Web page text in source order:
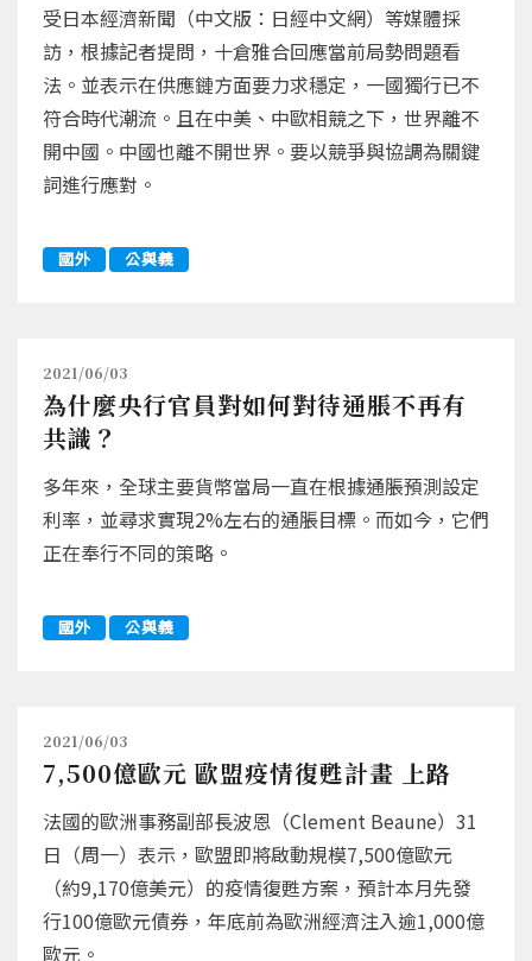
受日本經濟新聞（中文版：日經中文網）等媒體採
訪，根據記者提問，十倉雅合回應當前局勢問題看
法。並表示在供應鏈方面要力求穩定，一國獨行已不
符合時代潮流。且在中美、中歐相競之下，世界離不
開中國。中國也離不開世界。要以競爭與協調為關鍵
詞進行應對。
國外 公與義
2021/06/03
為什麼央行官員對如何對待通脹不再有
共識？
多年來，全球主要貨幣當局一直在根據通脹預測設定
利率，並尋求實現2%左右的通脹目標。而如今，它們
正在奉行不同的策略。
國外 公與義
2021/06/03
7,500億歐元 歐盟疫情復甦計畫 上路
法國的歐洲事務副部長波恩（Clement Beaune）31
日（周一）表示，歐盟即將啟動規模7,500億歐元
（約9,170億美元）的疫情復甦方案，預計本月先發
行100億歐元債券，年底前為歐洲經濟注入逾1,000億
歐元。